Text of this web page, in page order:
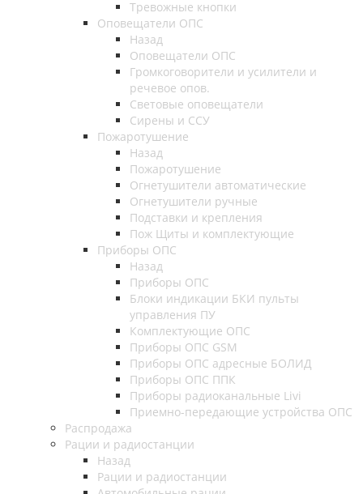
Тревожные кнопки
Оповещатели ОПС
Назад
Оповещатели ОПС
Громкоговорители и усилители и
речевое опов.
Световые оповещатели
Сирены и ССУ
Пожаротушение
Назад
Пожаротушение
Огнетушители автоматические
Огнетушители ручные
Подставки и крепления
Пож Щиты и комплектующие
Приборы ОПС
Назад
Приборы ОПС
Блоки индикации БКИ пульты
управления ПУ
Комплектующие ОПС
Приборы ОПС GSM
Приборы ОПС адресные БОЛИД
Приборы ОПС ППК
Приборы радиоканальные Livi
Приемно-передающие устройства ОПС
Распродажа
Рации и радиостанции
Назад
Рации и радиостанции